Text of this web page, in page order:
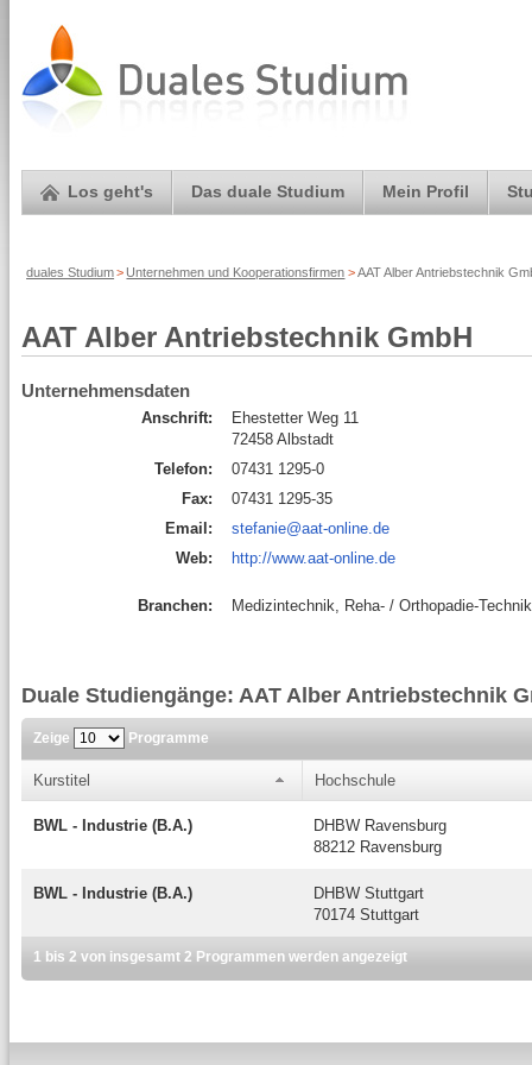
Los geht's Das duale Studium Mein Profil
duales Studium> Unternehmen und Kooperationsfirmen >AAT Alber Antriebstechnik
AAT Alber Antriebstechnik GmbH
Unternehmensdaten
Anschrift:
Ehestetter Weg 11
72458 Albstadt
Telefon:
07431 1295-0
Fax:
07431 1295-35
Email:
stefanie@aat-online.de
Web:
http://www.aat-online.de
Branchen: Medizintechnik, Reha- / Orthopadie-
Duale Studiengänge: AAT Alber Antriebstechnik
Zeige Programme
Kurstitel Hochschule
BWL - Industrie (B.A.)
DHBW Ravensburg
88212 Ravensburg
BWL - Industrie (B.A.)
DHBW Stuttgart
70174 Stuttgart
1 bis 2 von insgesamt 2 Programmen werden angezeigt